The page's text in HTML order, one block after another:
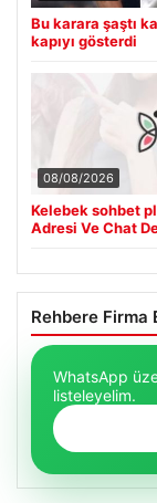
Bu karara şaştı
kapıyı gösterdi
08/08/2026
Kelebek sohbet
Adresi Ve Chat
Rehbere Firma
WhatsApp
listeleyelim.